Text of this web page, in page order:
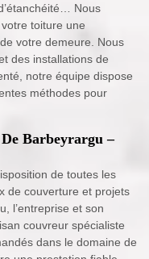
Nous
toiture une
votre demeure. Nous
des installations de
notre équipe dispose
méthodes pour
Barbeyrargu –
de toutes les
de couverture et projets
l’entreprise et son
couvreur spécialiste
dans le domaine de